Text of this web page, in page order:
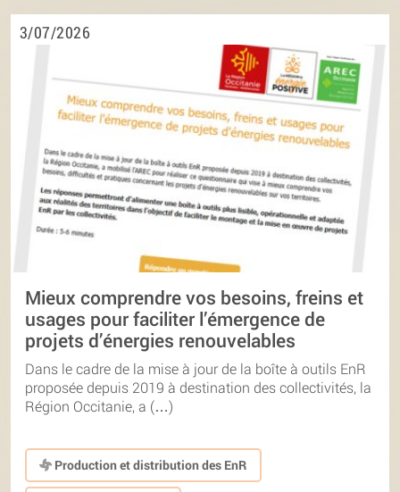
3/07/2026
Mieux comprendre vos besoins, freins et
usages pour faciliter l’émergence de
projets d’énergies renouvelables
Dans le cadre de la mise à jour de la boîte à outils EnR
proposée depuis 2019 à destination des collectivités, la
Région Occitanie, a (…)
Production et distribution des EnR